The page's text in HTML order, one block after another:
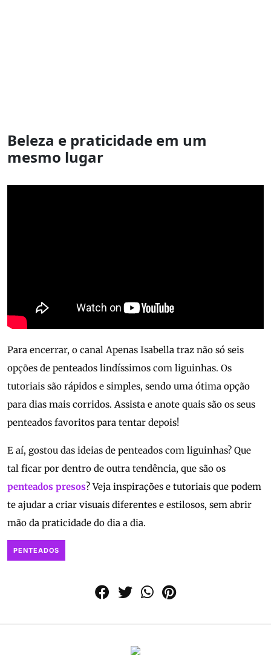
Beleza e praticidade em um
mesmo lugar
Para encerrar, o canal Apenas Isabella traz não só seis
opções de penteados lindíssimos com liguinhas. Os
tutoriais são rápidos e simples, sendo uma ótima opção
para dias mais corridos. Assista e anote quais são os seus
penteados favoritos para tentar depois!
E aí, gostou das ideias de penteados com liguinhas? Que
tal ficar por dentro de outra tendência, que são os
penteados presos? Veja inspirações e tutoriais que podem
te ajudar a criar visuais diferentes e estilosos, sem abrir
mão da praticidade do dia a dia.
PENTEADOS